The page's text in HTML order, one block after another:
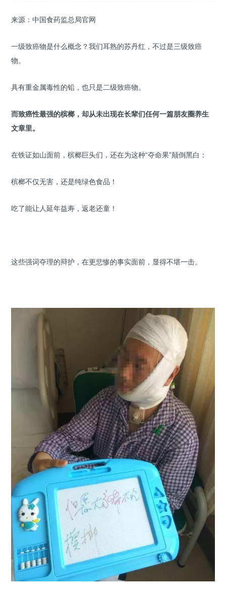
来源：中国食药监总局官网
一级致癌物是什么概念？我们耳熟的苏丹红，不过是三级致癌
物。
具有重金属毒性的铅，也只是二级致癌物。
而致癌性最强的槟榔，却从未出现在长辈们任何一篇朋友圈养生
文章里。
在铁证如山面前，槟榔巨头们，还在为这种“夺命果”颠倒黑白：
槟榔不仅无害，还是纯绿色食品！
吃了能让人延年益寿，返老还童！
这些强词夺理的辩护，在更悲惨的事实面前，显得不堪一击。